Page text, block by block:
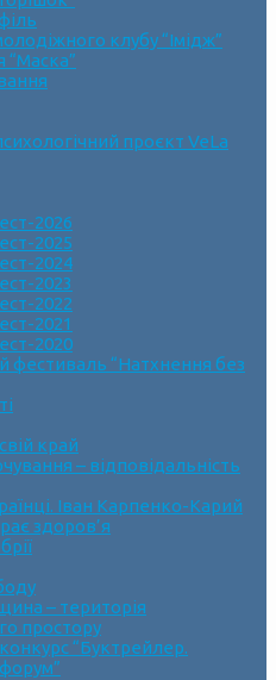
клубу “Імідж”
“Маска”
проєкт VeLa
2026
2025
2024
2023
2022
2021
2020
фестиваль “Натхнення без
край
– відповідальність
Іван Карпенко-Карий
здоров’я
– територія
простору
“Буктрейлер.